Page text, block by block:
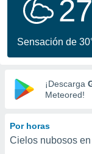
calidad.
a este
las
y
digital
basada
Sensación de
¡Descarga
Meteored!
Por horas
Cielos nubosos